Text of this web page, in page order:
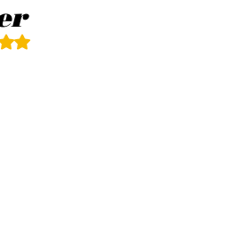
星のうちNaNと評価されています。